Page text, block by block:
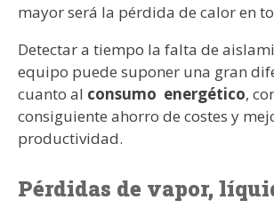
mayor será la pérdida de calor en
Detectar a tiempo la falta de
equipo puede suponer una gran
cuanto al consumo energético,
consiguiente ahorro de costes y
productividad.
Pérdidas de vapor,